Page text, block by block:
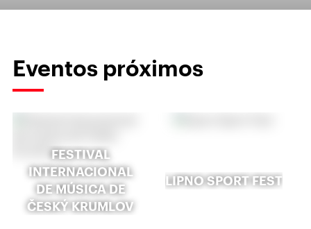
Eventos próximos
FESTIVAL
INTERNACIONAL
DE MÚSICA DE
ČESKÝ KRUMLOV
LIPNO SPORT FEST